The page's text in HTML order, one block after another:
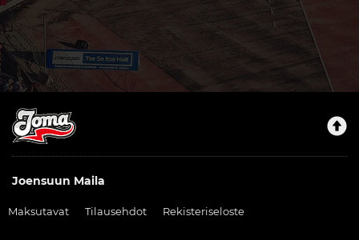
Joensuun Maila
Maksutavat Tilausehdot Rekisteriseloste